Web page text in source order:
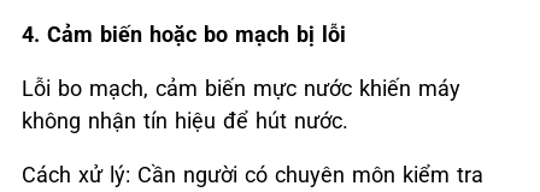
4. Cảm biến hoặc bo mạch bị lỗi
Lỗi bo mạch, cảm biến mực nước khiến máy
không nhận tín hiệu để hút nước.
Cách xử lý: Cần người có chuyên môn kiểm tra